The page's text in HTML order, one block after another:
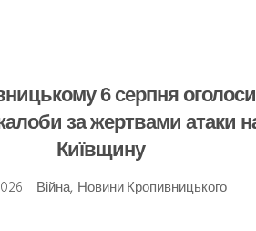
6 серпня
за жертвами атаки
Київщину
Війна, Новини Кропивницького